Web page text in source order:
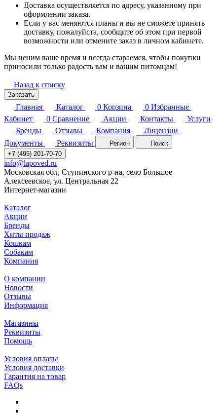
Доставка осуществляется по адресу, указанному при
оформлении заказа.
Если у вас меняются планы и вы не сможете принять
доставку, пожалуйста, сообщите об этом при первой
возможности или отмените заказ в личном кабинете.
Мы ценим ваше время и всегда стараемся, чтобы покупки
приносили только радость вам и вашим питомцам!
Назад к списку
Заказать
Главная Каталог 0 Корзина 0 Избранные
Кабинет
0 Сравнение Акции Контакты
Услуги
Бренды
Отзывы Компания
Лицензии
Документы
Реквизиты Регион
Поиск
+7 (495) 201-70-70
info@lapoved.ru
Московская обл, Ступинского р-на, село Большое
Алексеевское, ул. Центральная 22
Интернет-магазин
Каталог
Акции
Бренды
Хиты продаж
Кошкам
Собакам
Компания
О компании
Новости
Отзывы
Информация
Магазины
Реквизиты
Помощь
Условия оплаты
Условия доставки
Гарантия на товар
FAQs